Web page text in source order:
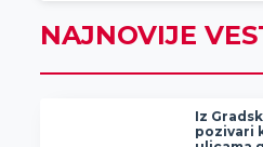
NAJNOVIJE
Iz
pozivari